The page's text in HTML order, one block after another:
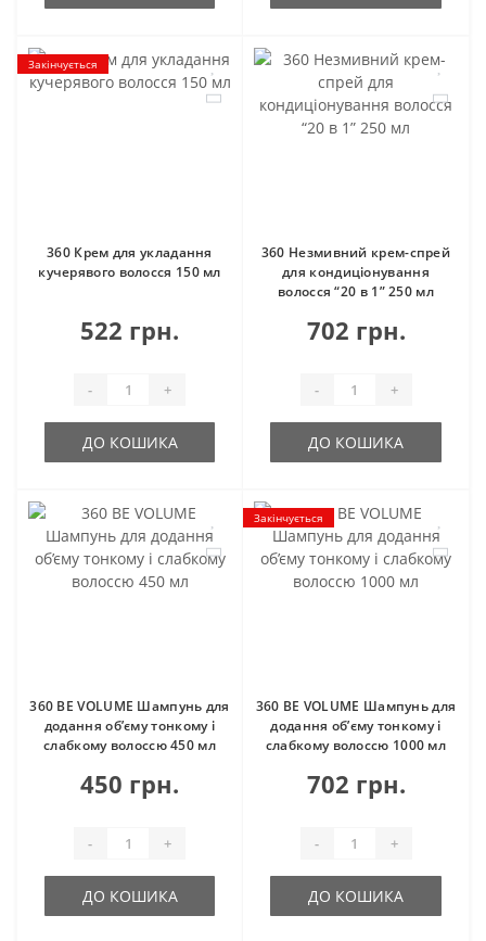
Закінчується
360 Крем для укладання
кучерявого волосся 150 мл
522 грн.
- +
ДО КОШИКА
360 Незмивний крем-спрей
для кондиціонування
волосся “20 в 1” 250 мл
702 грн.
- +
ДО КОШИКА
360 BE VOLUME Шампунь для
додання об’єму тонкому і
слабкому волоссю 450 мл
450 грн.
- +
ДО КОШИКА
Закінчується
360 BE VOLUME Шампунь для
додання об’єму тонкому і
слабкому волоссю 1000 мл
702 грн.
- +
ДО КОШИКА